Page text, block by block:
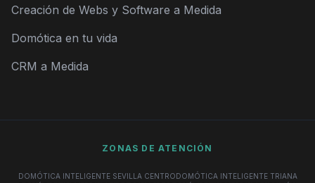
Creación de Webs y Software a Medida
Domótica en tu vida
CRM a Medida
ZONAS DE ATENCIÓN
DOMÓTICA INTELIGENTE SEVILLA CENTRODOMÓTICA INTELIGENTE TRIANA